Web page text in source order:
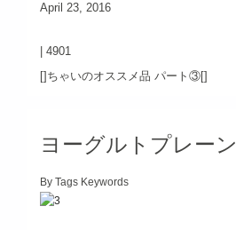
April 23, 2016
|4901
[]ちゃいのオススメ品 パート③[]
ヨーグルトプレーン
By Tags Keywords